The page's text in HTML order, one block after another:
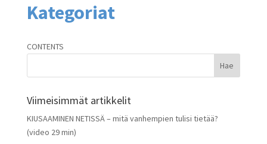
Kategoriat
CONTENTS
Viimeisimmät artikkelit
KIUSAAMINEN NETISSÄ – mitä vanhempien tulisi tietää?
(video 29 min)